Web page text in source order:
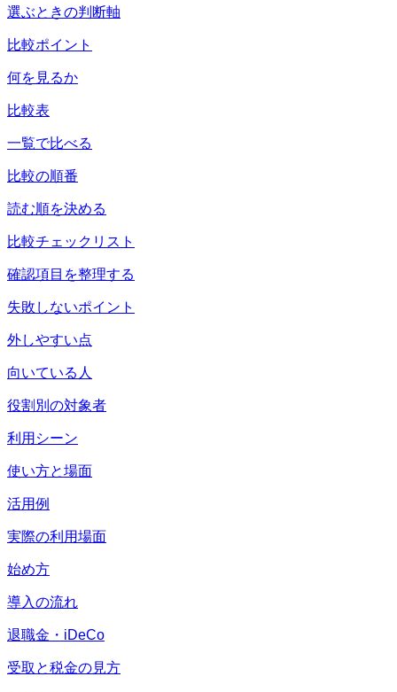
選ぶときの判断軸
比較ポイント
何を見るか
比較表
一覧で比べる
比較の順番
読む順を決める
比較チェックリスト
確認項目を整理する
失敗しないポイント
外しやすい点
向いている人
役割別の対象者
利用シーン
使い方と場面
活用例
実際の利用場面
始め方
導入の流れ
退職金・iDeCo
受取と税金の見方